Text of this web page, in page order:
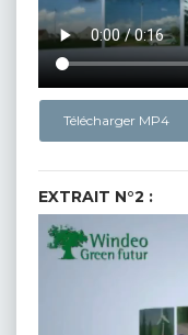
Télécharger MP4
EXTRAIT N°2 :